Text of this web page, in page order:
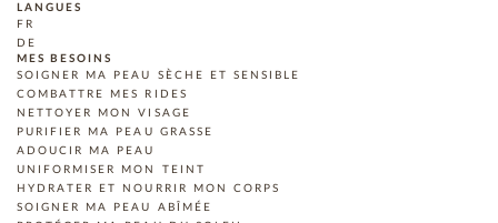
LANGUES
FR
DE
MES BESOINS
SOIGNER MA PEAU SÈCHE ET SENSIBLE
COMBATTRE MES RIDES
NETTOYER MON VISAGE
PURIFIER MA PEAU GRASSE
ADOUCIR MA PEAU
UNIFORMISER MON TEINT
HYDRATER ET NOURRIR MON CORPS
SOIGNER MA PEAU ABÎMÉE